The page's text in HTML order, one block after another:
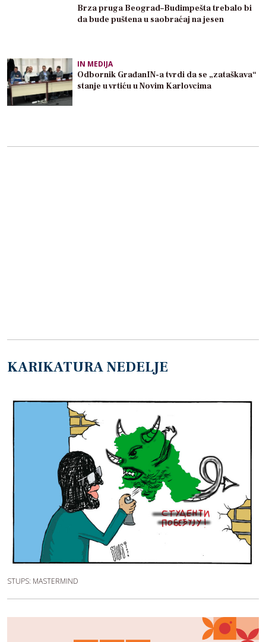
Brza pruga Beograd–Budimpešta trebalo bi
da bude puštena u saobraćaj na jesen
IN MEDIJA
Odbornik GrađanIN-a tvrdi da se „zataškava“
stanje u vrtiću u Novim Karlovcima
KARIKATURA NEDELJE
STUPS: MASTERMIND